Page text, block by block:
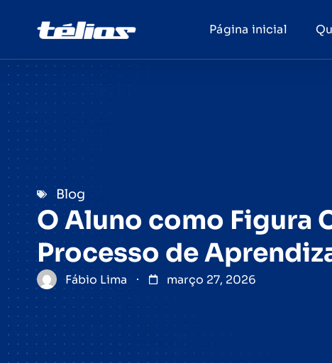
Página inicial
Blog
O Aluno como Figura
Processo de
Fábio Lima março 27, 2026